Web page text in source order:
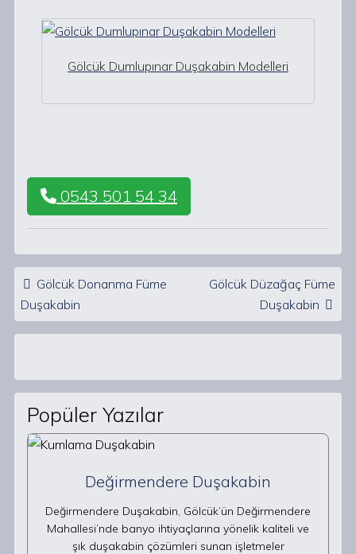
Gölcük Dumlupınar Duşakabin Modelleri
0543 501 54 34
Post navigation
Gölcük Donanma Füme
Duşakabin
Gölcük Düzağaç Füme
Duşakabin
Popüler Yazılar
Değirmendere Duşakabin
Değirmendere Duşakabin, Gölcük’ün Değirmendere
Mahallesi’nde banyo ihtiyaçlarına yönelik kaliteli ve
şık duşakabin çözümleri sunan işletmeler